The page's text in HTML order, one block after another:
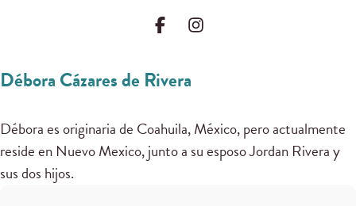
Débora Cázares de Rivera
Débora es originaria de Coahuila, México, pero actualmente
reside en Nuevo Mexico, junto a su esposo Jordan Rivera y
sus dos hijos.